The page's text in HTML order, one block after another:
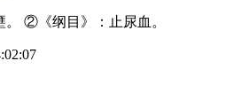
②《纲目》：止尿血。